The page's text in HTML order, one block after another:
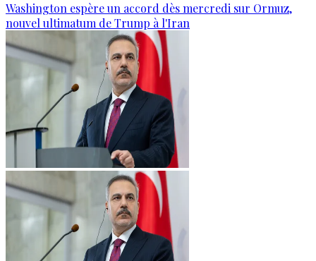
Washington espère un accord dès mercredi sur Ormuz,
nouvel ultimatum de Trump à l'Iran